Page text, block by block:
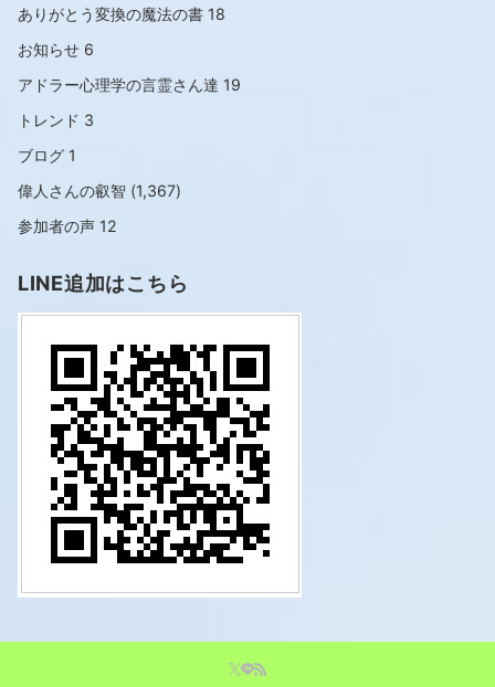
ありがとう変換の魔法の書 18
お知らせ 6
アドラー心理学の言霊さん達 19
トレンド 3
ブログ 1
偉人さんの叡智 (1,367)
参加者の声 12
LINE追加はこちら